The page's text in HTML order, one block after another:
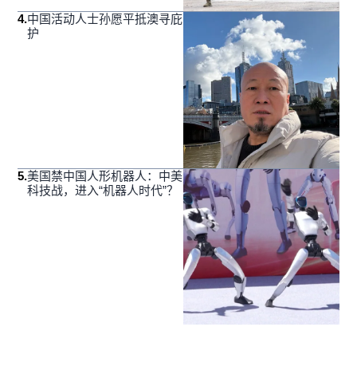
4.中国活动人士孙愿平抵澳寻庇
护
5.美国禁中国人形机器人：中美
科技战，进入“机器人时代”？